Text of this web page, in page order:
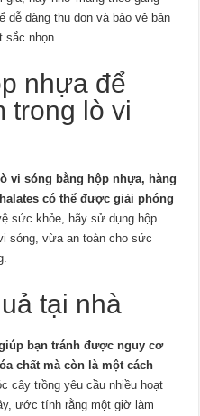
dễ dàng thu dọn và bảo vệ bản
sắc nhọn.
nhựa để
trong lò vi
vi sóng bằng hộp nhựa, hàng
có thể được giải phóng
sức khỏe, hãy sử dụng hộp
sóng, vừa an toàn cho sức
tại nhà
bạn tránh được nguy cơ
chất mà còn là một cách
cây trồng yêu cầu nhiều hoạt
ước tính rằng một giờ làm